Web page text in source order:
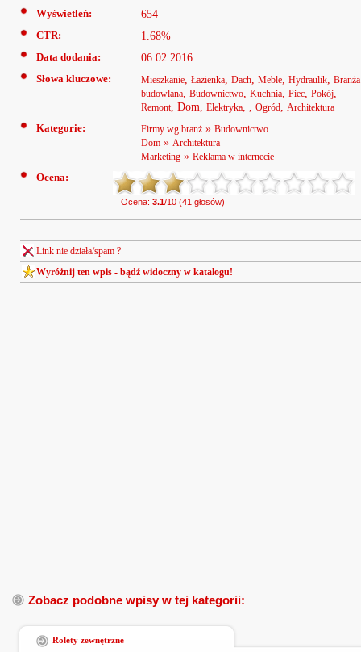
Wyświetleń: 654
CTR: 1.68%
Data dodania: 06 02 2016
Słowa kluczowe: Mieszkanie Łazienka Dach Meble Hydraulik Branża
budowlana Budownictwo Kuchnia Piec Pokój
Remont , Dom, Elektryka Ogród Architektura
Kategorie: Firmy wg branż » Budownictwo
Dom » Architektura
Marketing » Reklama w internecie
Ocena:
Ocena: 3.1/10 (41 głosów)
Link nie działa/spam ?
Wyróżnij ten wpis - bądź widoczny w katalogu!
Zobacz podobne wpisy w tej kategorii:
Rolety zewnętrzne